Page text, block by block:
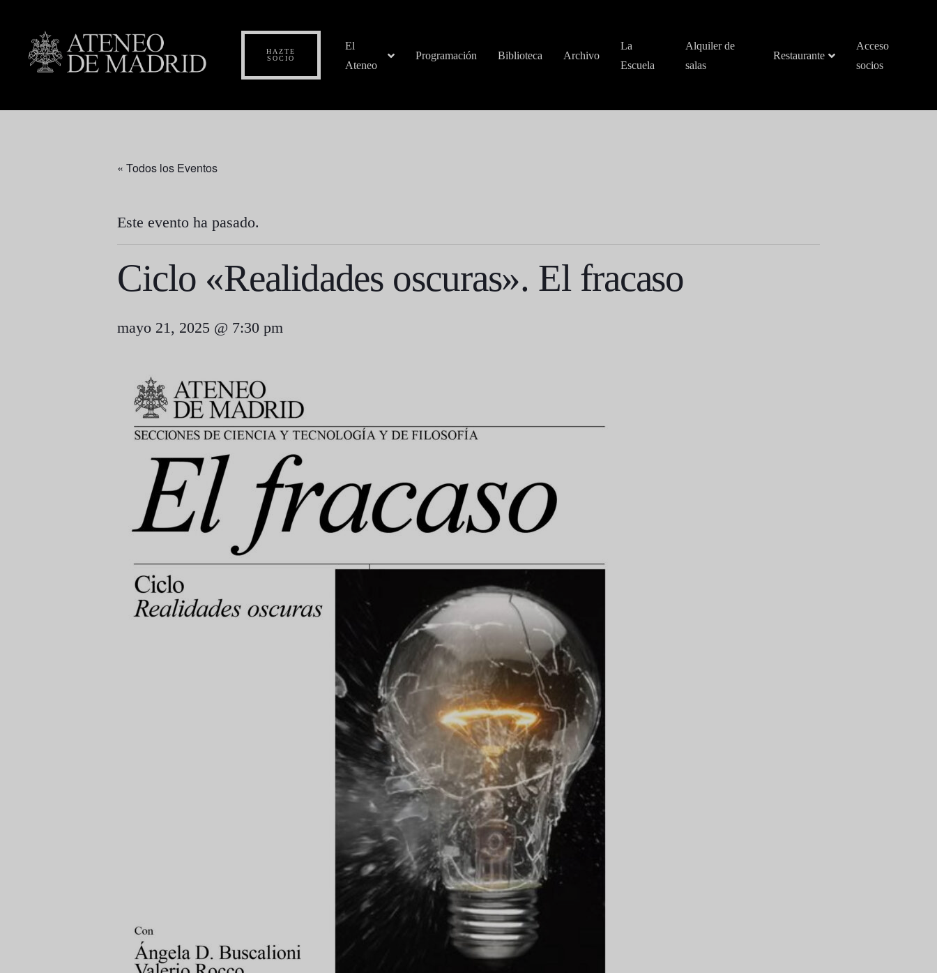
HAZTE
SOCIO
El
Ateneo
Programación Biblioteca Archivo
La
Escuela
Alquiler de
salas
Restaurante
Acceso
socios
« Todos los Eventos
Este evento ha pasado.
Ciclo «Realidades oscuras». El fracaso
mayo 21, 2025 @ 7:30 pm